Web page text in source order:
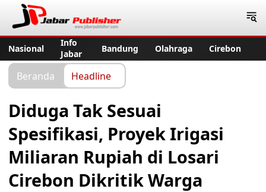
Nasional
Info
Jabar
Bandung Olahraga Cirebon
Beranda Headline
Diduga Tak Sesuai
Spesifikasi, Proyek Irigasi
Miliaran Rupiah di Losari
Cirebon Dikritik Warga